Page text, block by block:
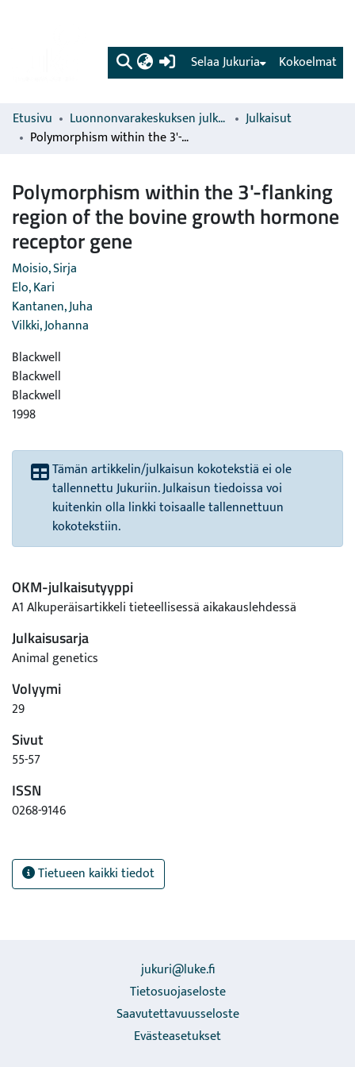
(current) Kokoelmat
Selaa Jukuria
Etusivu Luonnonvarakeskuksen julkaisut
Julkaisut
Polymorphism within the 3'-flanking region of the bovine growth hormone receptor gene
Polymorphism within the 3'-flanking
region of the bovine growth hormone
receptor gene
Moisio, Sirja
Elo, Kari
Kantanen, Juha
Vilkki, Johanna
Blackwell
Blackwell
Blackwell
1998
Tämän artikkelin/julkaisun kokotekstiä ei ole
tallennettu Jukuriin. Julkaisun tiedoissa voi
kuitenkin olla linkki toisaalle tallennettuun
kokotekstiin.
OKM-julkaisutyyppi
A1 Alkuperäisartikkeli tieteellisessä aikakauslehdessä
Julkaisusarja
Animal genetics
Volyymi
29
Sivut
55-57
ISSN
0268-9146
Tietueen kaikki tiedot
jukuri@luke.fi
Tietosuojaseloste
Saavutettavuusseloste
Evästeasetukset